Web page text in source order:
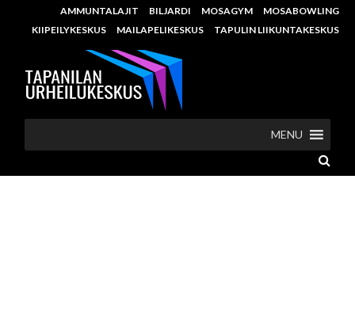
AMMUNTALAJIT BILJARDI MOSAGYM
MOSABOWLING
KIIPEILYKESKUS
MAILAPELIKESKUS TAPULIN LIIKUNTAKESKUS
MENU